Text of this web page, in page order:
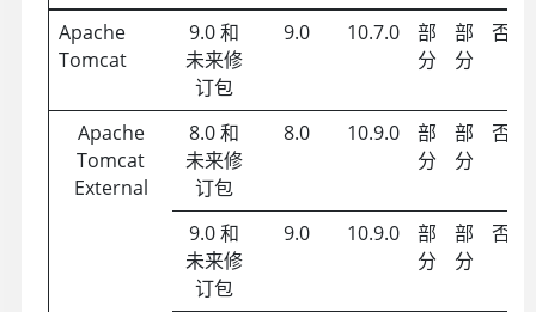
Apache
Tomcat
9.0 和
未来修
订包
9.0 10.7.0
部
分
部
分
否
Apache
Tomcat
External
8.0 和
未来修
订包
8.0 10.9.0
部
分
部
分
否
9.0 和
未来修
订包
9.0 10.9.0
部
分
部
分
否